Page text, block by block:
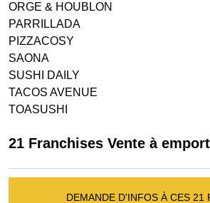
ORGE & HOUBLON
PARRILLADA
PIZZACOSY
SAONA
SUSHI DAILY
TACOS AVENUE
TOASUSHI
21 Franchises Vente à
DEMANDE D'INFOS À CES 21